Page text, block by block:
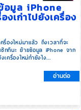
อมูล iPhone
งเก่าไปยังเครื่อง
รื่องใหม่มาแล้ว ถึงเวลาที่จะ
ซักทีนะ ย้ายข้อมูล iPhone จาก
เครื่องใหม่ทำยังไง...
อ่านต่อ